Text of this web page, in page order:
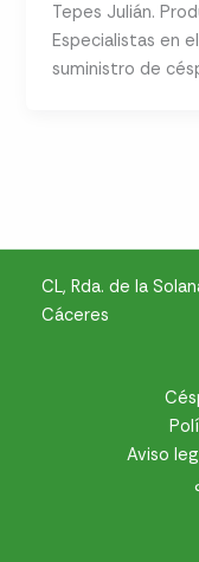
Tepes Julián.
Especialistas en
suministro de
CL, Rda. de la
Cáceres
Aviso